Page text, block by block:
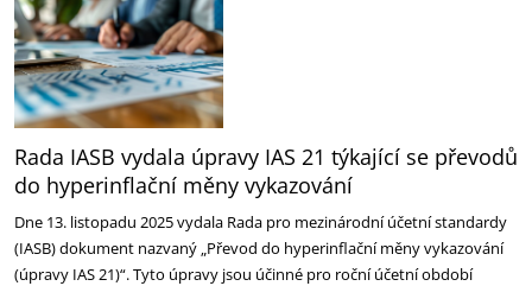
Rada IASB vydala úpravy IAS 21 týkající se převodů
do hyperinflační měny vykazování
Dne 13. listopadu 2025 vydala Rada pro mezinárodní účetní standardy
(IASB) dokument nazvaný „Převod do hyperinflační měny vykazování
(úpravy IAS 21)“. Tyto úpravy jsou účinné pro roční účetní období